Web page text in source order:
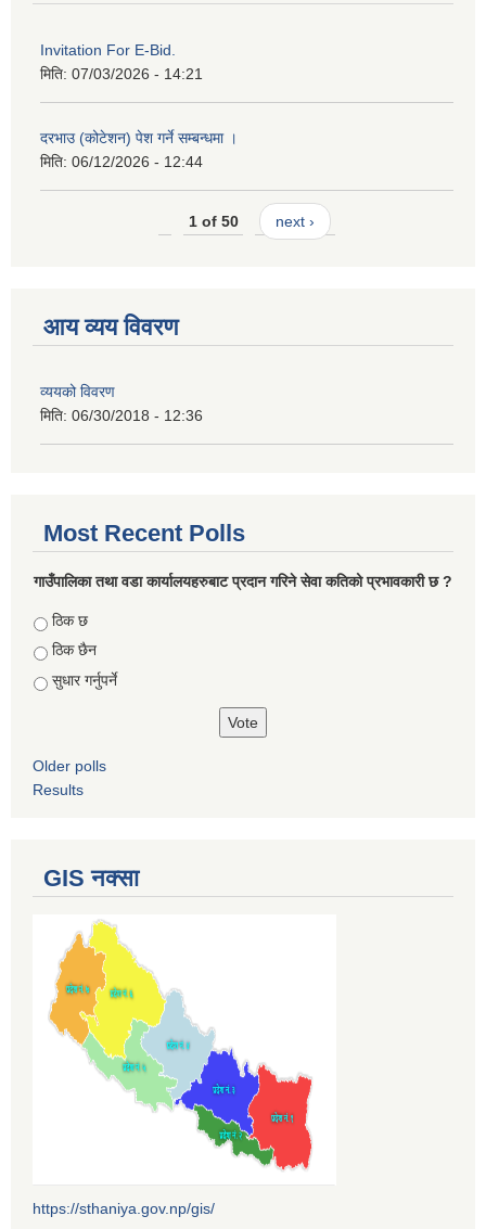
Invitation For E-Bid.
मिति: 07/03/2026 - 14:21
दरभाउ (कोटेशन) पेश गर्ने सम्बन्धमा ।
मिति: 06/12/2026 - 12:44
1 of 50 next ›
आय व्यय विवरण
व्ययको विवरण
मिति: 06/30/2018 - 12:36
Most Recent Polls
गाउँपालिका तथा वडा कार्यालयहरुबाट प्रदान गरिने सेवा कतिको प्रभावकारी छ ?
Choices
ठिक छ
ठिक छैन
सुधार गर्नुपर्ने
Older polls
Results
GIS नक्सा
https://sthaniya.gov.np/gis/